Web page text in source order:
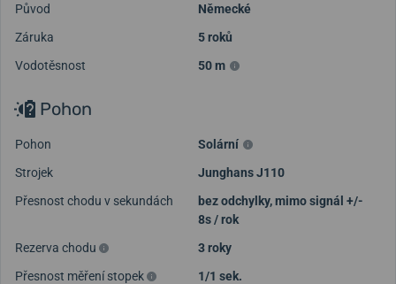
Původ
Německé
Záruka
5 roků
Vodotěsnost
50 m
Pohon
Pohon
Solární
Strojek
Junghans J110
Přesnost chodu v sekundách
bez odchylky, mimo signál +/-
8s / rok
Rezerva chodu
3 roky
Přesnost měření stopek
1/1 sek.